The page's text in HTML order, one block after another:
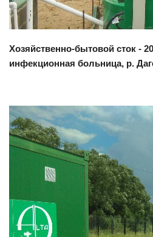
Хозяйственно-бытовой сток -
инфекционная больница, р.
Смотреть